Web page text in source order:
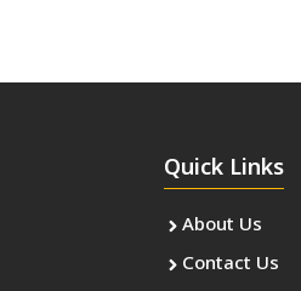
Quick Links
About Us
Contact Us